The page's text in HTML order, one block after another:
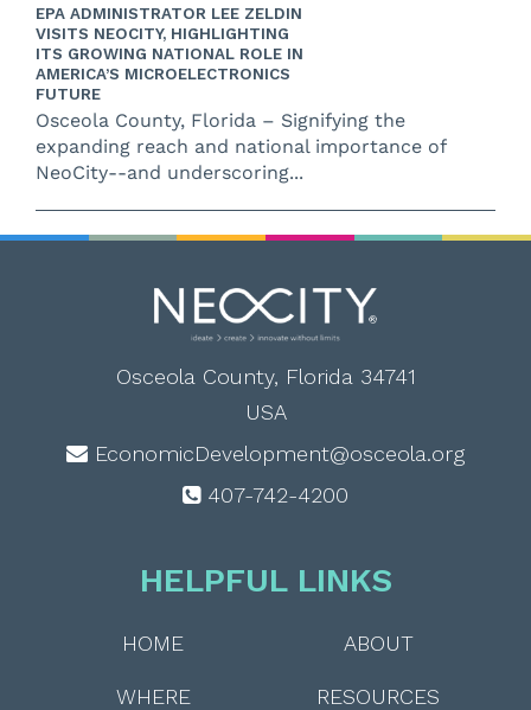
EPA ADMINISTRATOR LEE ZELDIN
VISITS NEOCITY, HIGHLIGHTING
ITS GROWING NATIONAL ROLE IN
AMERICA’S MICROELECTRONICS
FUTURE
Osceola County, Florida – Signifying the
expanding reach and national importance of
NeoCity--and underscoring...
Osceola County, Florida 34741
USA
EconomicDevelopment@osceola.org
407-742-4200
HELPFUL LINKS
HOME ABOUT
WHERE RESOURCES